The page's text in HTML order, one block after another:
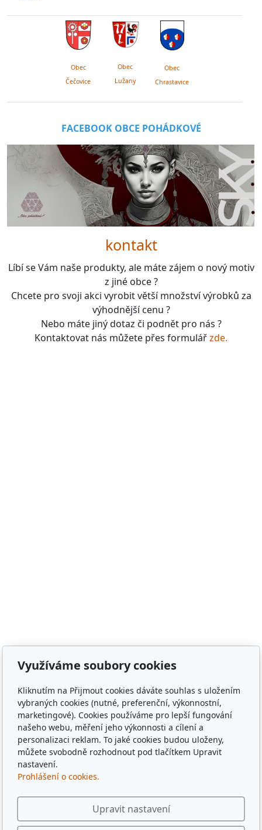
Obec
Čečovice
Obec
Lužany
Obec
Chrastavice
FACEBOOK OBCE POHÁDKOVÉ
kontakt
Líbí se Vám naše produkty, ale máte zájem o nový motiv
z jiné obce ?
Chcete pro svoji akci vyrobit větší množství výrobků za
výhodnější cenu ?
Nebo máte jiný dotaz či podnět pro nás ?
Kontaktovat nás můžete přes formulářzde.
tácky, pohádkové tácky, pivní tácky, sběratelské tácky,
sběratelské známky, turistické známky, třídní sraz, sraz
po 10 letech, sraz gymplu, sraz gymnázia, sraz ze
střední, sraz z vysoké, spolužáci, památka,
pamětihodnost, malebná místa, plates, Řím, Paříž,
Rome , Paris, München, Munig, Oktoberfest, Zapft
Využíváme soubory cookies
Kliknutím na Přijmout cookies dáváte souhlas s uložením
vybraných cookies (nutné, preferenční, výkonnostní,
marketingové). Cookies používáme pro lepší fungování
našeho webu, měření jeho výkonnosti a cílení a
personalizaci reklam. To jaké cookies budou uloženy,
můžete svobodně rozhodnout pod tlačítkem Upravit
nastavení.
Prohlášení o cookies.
Upravit nastavení